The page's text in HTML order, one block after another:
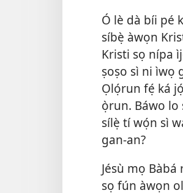
Ó lè dà bíi pé
síbẹ̀ àwọn
Kristi sọ nípa
ṣoṣo sì ni ìwọ
Ọlọ́run fẹ́ ká
ọ̀run. Báwo
sílẹ̀ tí wọ́n sì
gan-an?
Jésù mọ
sọ fún àwọn